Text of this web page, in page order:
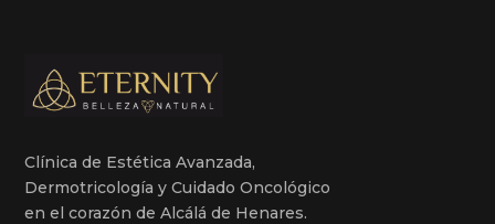
Clínica de Estética Avanzada,
Dermotricología y Cuidado Oncológico
en el corazón de Alcálá de Henares.